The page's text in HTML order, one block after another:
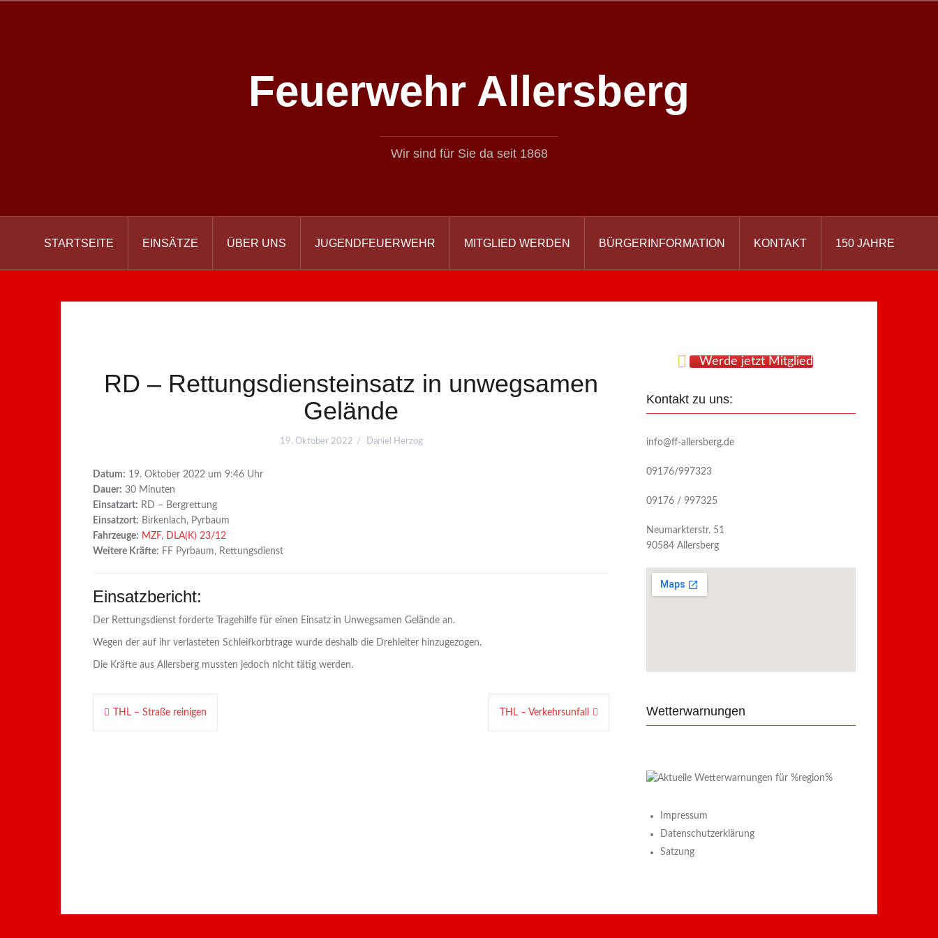
Feuerwehr Allersberg
Wir sind für Sie da seit 1868
STARTSEITE EINSÄTZE ÜBER UNS JUGENDFEUERWEHR MITGLIED WERDEN BÜRGERINFORMATION KONTAKT 150 JAHRE
RD – Rettungsdiensteinsatz in unwegsamen
Gelände
19. Oktober 2022 Daniel Herzog
Datum: 19. Oktober 2022 um 9:46 Uhr
Dauer: 30 Minuten
Einsatzart: RD – Bergrettung
Einsatzort: Birkenlach, Pyrbaum
Fahrzeuge: MZF, DLA(K) 23/12
Weitere Kräfte: FF Pyrbaum, Rettungsdienst
Einsatzbericht:
Der Rettungsdienst forderte Tragehilfe für einen Einsatz in Unwegsamen Gelände an.
Wegen der auf ihr verlasteten Schleifkorbtrage wurde deshalb die Drehleiter hinzugezogen.
Die Kräfte aus Allersberg mussten jedoch nicht tätig werden.
Beitragsnavigation
THL – Straße reinigen THL – Verkehrsunfall
Werde jetzt Mitglied
Kontakt zu uns:
info@ff-allersberg.de
09176/997323
09176 / 997325
Neumarkterstr. 51
90584 Allersberg
Wetterwarnungen
Impressum
Datenschutzerklärung
Satzung